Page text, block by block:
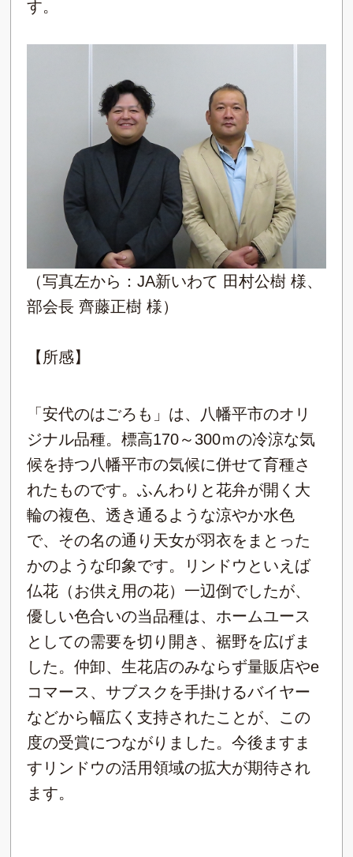
す。
（写真左から：JA新いわて 田村公樹 様、
部会長 齊藤正樹 様）
【所感】
「安代のはごろも」は、八幡平市のオリ
ジナル品種。標高170～300ｍの冷涼な気
候を持つ八幡平市の気候に併せて育種さ
れたものです。ふんわりと花弁が開く大
輪の複色、透き通るような涼やか水色
で、その名の通り天女が羽衣をまとった
かのような印象です。リンドウといえば
仏花（お供え用の花）一辺倒でしたが、
優しい色合いの当品種は、ホームユース
としての需要を切り開き、裾野を広げま
した。仲卸、生花店のみならず量販店やe
コマース、サブスクを手掛けるバイヤー
などから幅広く支持されたことが、この
度の受賞につながりました。今後ますま
すリンドウの活用領域の拡大が期待され
ます。